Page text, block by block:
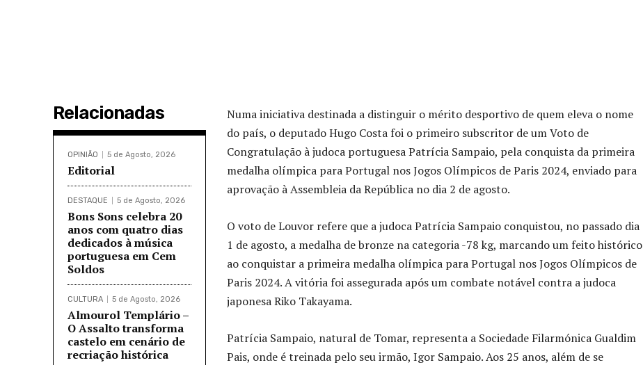
Relacionadas
OPINIÃO 5 de Agosto, 2026
Editorial
DESTAQUE 5 de Agosto, 2026
Bons Sons celebra 20
anos com quatro dias
dedicados à música
portuguesa em Cem
Soldos
CULTURA 5 de Agosto, 2026
Almourol Templário –
O Assalto transforma
castelo em cenário de
recriação histórica
Numa iniciativa destinada a distinguir o mérito desportivo de quem eleva o nome
do país, o deputado Hugo Costa foi o primeiro subscritor de um Voto de
Congratulação à judoca portuguesa Patrícia Sampaio, pela conquista da primeira
medalha olímpica para Portugal nos Jogos Olímpicos de Paris 2024, enviado para
aprovação à Assembleia da República no dia 2 de agosto.
O voto de Louvor refere que a judoca Patrícia Sampaio conquistou, no passado dia
1 de agosto, a medalha de bronze na categoria -78 kg, marcando um feito histórico
ao conquistar a primeira medalha olímpica para Portugal nos Jogos Olímpicos de
Paris 2024. A vitória foi assegurada após um combate notável contra a judoca
japonesa Riko Takayama.
Patrícia Sampaio, natural de Tomar, representa a Sociedade Filarmónica Gualdim
Pais, onde é treinada pelo seu irmão, Igor Sampaio. Aos 25 anos, além de se